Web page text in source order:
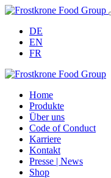
DE
EN
FR
Home
Produkte
Über uns
Code of Conduct
Karriere
Kontakt
Presse | News
Shop